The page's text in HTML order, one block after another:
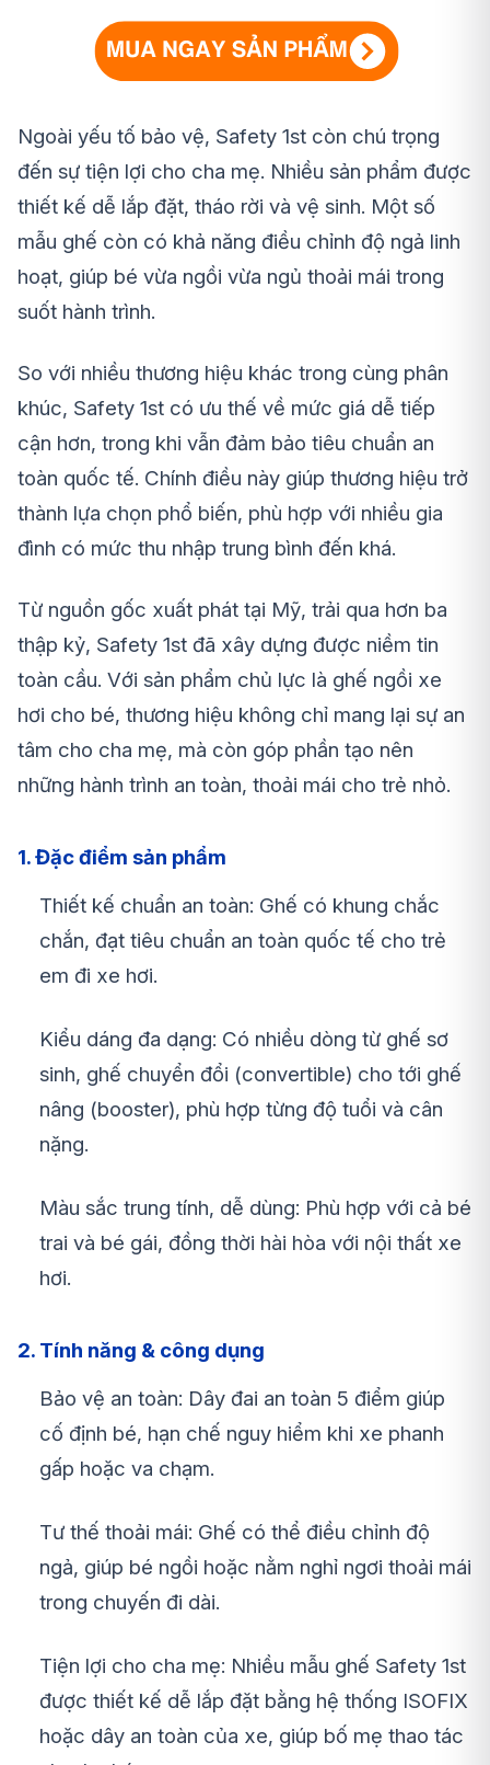
Ngoài yếu tố bảo vệ, Safety 1st còn chú trọng
đến sự tiện lợi cho cha mẹ. Nhiều sản phẩm được
thiết kế dễ lắp đặt, tháo rời và vệ sinh. Một số
mẫu ghế còn có khả năng điều chỉnh độ ngả linh
hoạt, giúp bé vừa ngồi vừa ngủ thoải mái trong
suốt hành trình.
So với nhiều thương hiệu khác trong cùng phân
khúc, Safety 1st có ưu thế về mức giá dễ tiếp
cận hơn, trong khi vẫn đảm bảo tiêu chuẩn an
toàn quốc tế. Chính điều này giúp thương hiệu trở
thành lựa chọn phổ biến, phù hợp với nhiều gia
đình có mức thu nhập trung bình đến khá.
Từ nguồn gốc xuất phát tại Mỹ, trải qua hơn ba
thập kỷ, Safety 1st đã xây dựng được niềm tin
toàn cầu. Với sản phẩm chủ lực là ghế ngồi xe
hơi cho bé, thương hiệu không chỉ mang lại sự an
tâm cho cha mẹ, mà còn góp phần tạo nên
những hành trình an toàn, thoải mái cho trẻ nhỏ.
1. Đặc điểm sản phẩm
Thiết kế chuẩn an toàn: Ghế có khung chắc
chắn, đạt tiêu chuẩn an toàn quốc tế cho trẻ
em đi xe hơi.
Kiểu dáng đa dạng: Có nhiều dòng từ ghế sơ
sinh, ghế chuyển đổi (convertible) cho tới ghế
nâng (booster), phù hợp từng độ tuổi và cân
nặng.
Màu sắc trung tính, dễ dùng: Phù hợp với cả bé
trai và bé gái, đồng thời hài hòa với nội thất xe
hơi.
2. Tính năng & công dụng
Bảo vệ an toàn: Dây đai an toàn 5 điểm giúp
cố định bé, hạn chế nguy hiểm khi xe phanh
gấp hoặc va chạm.
Tư thế thoải mái: Ghế có thể điều chỉnh độ
ngả, giúp bé ngồi hoặc nằm nghỉ ngơi thoải mái
trong chuyến đi dài.
Tiện lợi cho cha mẹ: Nhiều mẫu ghế Safety 1st
được thiết kế dễ lắp đặt bằng hệ thống ISOFIX
hoặc dây an toàn của xe, giúp bố mẹ thao tác